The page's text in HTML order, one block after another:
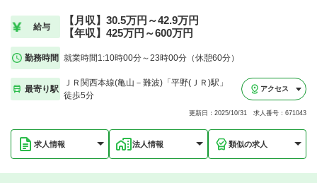
給与
【月収】30.5万円～42.9万円
【年収】425万円～600万円
勤務時間 就業時間1:10時00分～23時00分（休憩60分）
最寄り駅
ＪＲ関西本線(亀山－難波)「平野(ＪＲ)駅」
徒歩5分
アクセス
更新日：2025/10/31 求人番号：671043
求人情報 法人情報 類似の求人